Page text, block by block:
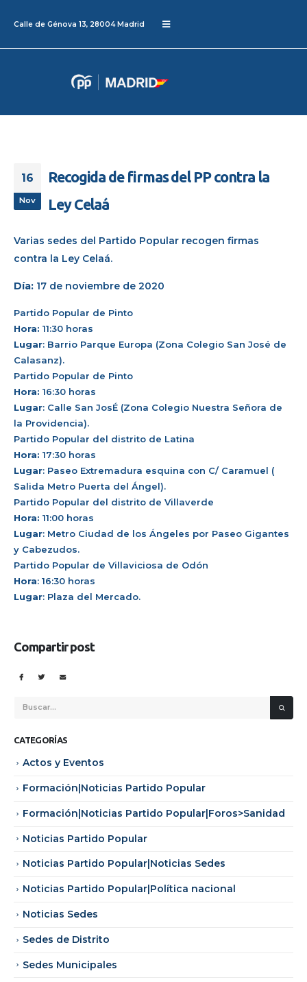
Calle de Génova 13, 28004 Madrid
16
Nov
Recogida de firmas del PP contra la
Ley Celaá
Varias sedes del Partido Popular recogen firmas
contra la Ley Celaá.
Día: 17 de noviembre de 2020
Partido Popular de Pinto
Hora: 11:30 horas
Lugar: Barrio Parque Europa (Zona Colegio San José de
Calasanz).
Partido Popular de Pinto
Hora: 16:30 horas
Lugar: Calle San JosÉ (Zona Colegio Nuestra Señora de
la Providencia).
Partido Popular del distrito de Latina
Hora: 17:30 horas
Lugar: Paseo Extremadura esquina con C/ Caramuel (
Salida Metro Puerta del Ángel).
Partido Popular del distrito de Villaverde
Hora: 11:00 horas
Lugar: Metro Ciudad de los Ángeles por Paseo Gigantes
y Cabezudos.
Partido Popular de Villaviciosa de Odón
Hora: 16:30 horas
Lugar: Plaza del Mercado.
Compartir post
CATEGORÍAS
Actos y Eventos
Formación|Noticias Partido Popular
Formación|Noticias Partido Popular|Foros>Sanidad
Noticias Partido Popular
Noticias Partido Popular|Noticias Sedes
Noticias Partido Popular|Política nacional
Noticias Sedes
Sedes de Distrito
Sedes Municipales